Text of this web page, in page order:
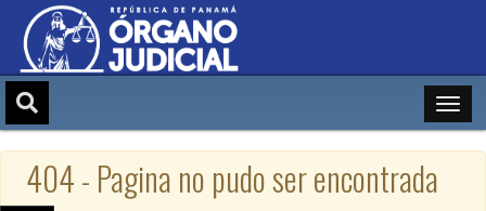
404 - Pagina no pudo ser encontrada